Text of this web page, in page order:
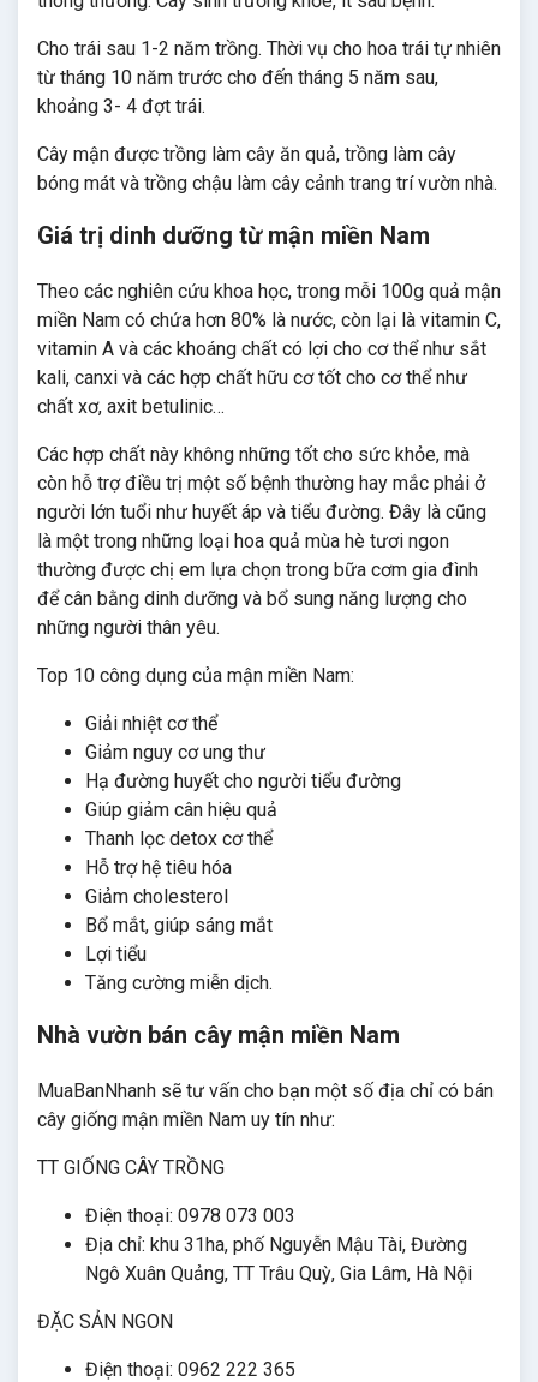
Cho trái sau 1-2 năm trồng. Thời vụ cho hoa trái tự nhiên
từ tháng 10 năm trước cho đến tháng 5 năm sau,
khoảng 3- 4 đợt trái.
Cây mận được trồng làm cây ăn quả, trồng làm cây
bóng mát và trồng chậu làm cây cảnh trang trí vườn nhà.
Giá trị dinh dưỡng từ mận miền Nam
Theo các nghiên cứu khoa học, trong mỗi 100g quả mận
miền Nam có chứa hơn 80% là nước, còn lại là vitamin C,
vitamin A và các khoáng chất có lợi cho cơ thể như sắt
kali, canxi và các hợp chất hữu cơ tốt cho cơ thể như
chất xơ, axit betulinic…
Các hợp chất này không những tốt cho sức khỏe, mà
còn hỗ trợ điều trị một số bệnh thường hay mắc phải ở
người lớn tuổi như huyết áp và tiểu đường. Đây là cũng
là một trong những loại hoa quả mùa hè tươi ngon
thường được chị em lựa chọn trong bữa cơm gia đình
để cân bằng dinh dưỡng và bổ sung năng lượng cho
những người thân yêu.
Top 10 công dụng của mận miền Nam:
Giải nhiệt cơ thể
Giảm nguy cơ ung thư
Hạ đường huyết cho người tiểu đường
Giúp giảm cân hiệu quả
Thanh lọc detox cơ thể
Hỗ trợ hệ tiêu hóa
Giảm cholesterol
Bổ mắt, giúp sáng mắt
Lợi tiểu
Tăng cường miễn dịch.
Nhà vườn bán cây mận miền Nam
MuaBanNhanh sẽ tư vấn cho bạn một số địa chỉ có bán
cây giống mận miền Nam uy tín như:
TT GIỐNG CÂY TRỒNG
Điện thoại: 0978 073 003
Địa chỉ: khu 31ha, phố Nguyễn Mậu Tài, Đường
Ngô Xuân Quảng, TT Trâu Quỳ, Gia Lâm, Hà Nội
ĐẶC SẢN NGON
Điện thoại: 0962 222 365